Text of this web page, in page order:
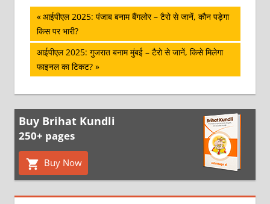
पोस्ट
नेविगेशन
Previous
Post:
आईपीएल 2025: पंजाब बनाम बैंगलोर – टैरो से जानें, कौन पड़ेगा
किस पर भारी?
Next
Post:
आईपीएल 2025: गुजरात बनाम मुंबई – टैरो से जानें, किसे मिलेगा
फाइनल का टिकट?
Buy Brihat Kundli
250+ pages
Buy Now